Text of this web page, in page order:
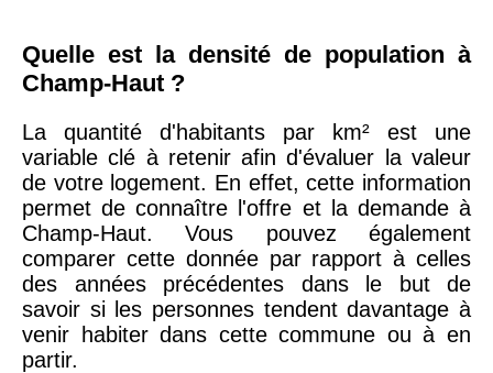
Quelle est la densité de population à
Champ-Haut ?
La quantité d'habitants par km² est une
variable clé à retenir afin d'évaluer la valeur
de votre logement. En effet, cette information
permet de connaître l'offre et la demande à
Champ-Haut. Vous pouvez également
comparer cette donnée par rapport à celles
des années précédentes dans le but de
savoir si les personnes tendent davantage à
venir habiter dans cette commune ou à en
partir.